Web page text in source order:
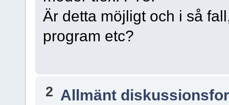
Är detta möjligt och i så
program etc?
2 Allmänt